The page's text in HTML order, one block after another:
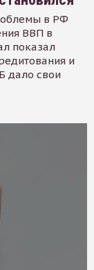
в РФ
ВВП в
показал
и
дало свои